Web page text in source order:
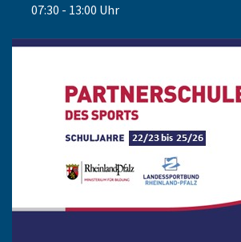
07:30 - 13:00 Uhr